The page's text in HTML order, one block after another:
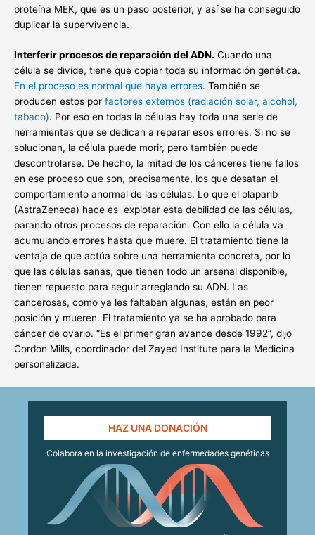
proteína MEK, que es un paso posterior, y así se ha conseguido
duplicar la supervivencia.
Interferir procesos de reparación del ADN. Cuando una
célula se divide, tiene que copiar toda su información genética.
En el proceso es normal que haya errores. También se
producen estos por factores externos (radiación solar, alcohol,
tabaco). Por eso en todas la células hay toda una serie de
herramientas que se dedican a reparar esos errores. Si no se
solucionan, la célula puede morir, pero también puede
descontrolarse. De hecho, la mitad de los cánceres tiene fallos
en ese proceso que son, precisamente, los que desatan el
comportamiento anormal de las células. Lo que el olaparib
(AstraZeneca) hace es explotar esta debilidad de las células,
parando otros procesos de reparación. Con ello la célula va
acumulando errores hasta que muere. El tratamiento tiene la
ventaja de que actúa sobre una herramienta concreta, por lo
que las células sanas, que tienen todo un arsenal disponible,
tienen repuesto para seguir arreglando su ADN. Las
cancerosas, como ya les faltaban algunas, están en peor
posición y mueren. El tratamiento ya se ha aprobado para
cáncer de ovario. “Es el primer gran avance desde 1992”, dijo
Gordon Mills, coordinador del Zayed Institute para la Medicina
personalizada.
HAZ UNA DONACIÓN
Colabora en la investigación de enfermedades genéticas